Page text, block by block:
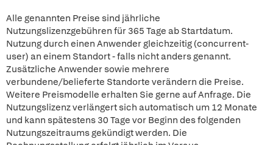
Alle genannten Preise sind jährliche
Nutzungslizenzgebühren für 365 Tage ab Startdatum.
Nutzung durch einen Anwender gleichzeitig (concurrent-
user) an einem Standort - falls nicht anders genannt.
Zusätzliche Anwender sowie mehrere
verbundene/belieferte Standorte verändern die Preise.
Weitere Preismodelle erhalten Sie gerne auf Anfrage. Die
Nutzungslizenz verlängert sich automatisch um 12 Monate
und kann spätestens 30 Tage vor Beginn des folgenden
Nutzungszeitraums gekündigt werden. Die